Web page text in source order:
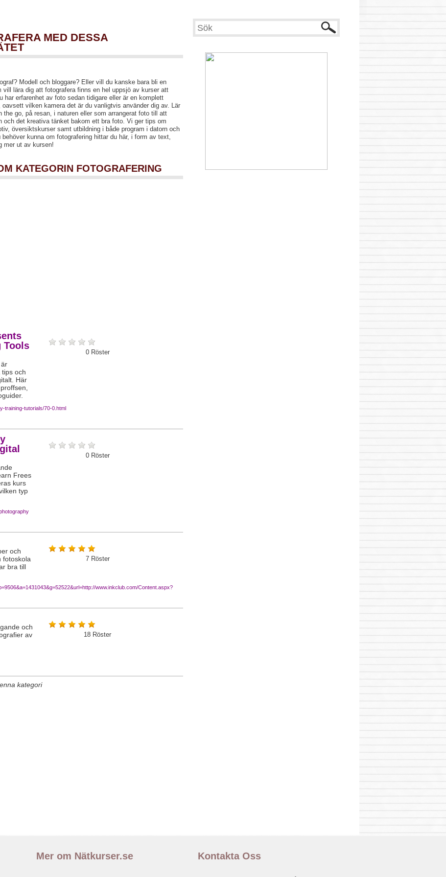
MED DESSA
Modell och bloggare? Eller vill du kanske bara bli en
vill lära dig att fotografera finns en hel uppsjö av kurser att
har erfarenhet av foto sedan tidigare eller är en komplett
vilken kamera det är du vanligtvis använder dig av. Lär
go, på resan, i naturen eller som arrangerat foto till att
och det kreativa tänket bakom ett bra foto. Vi ger tips om
översiktskurser samt utbildning i både program i datorn och
kunna om fotografering hittar du här, i form av text,
mer ut av kursen!
KATEGORIN FOTOGRAFERING
Tools
och
Här
0 Röster
training-tutorials/70-0.html
Frees
kurs
typ
0 Röster
och
fotoskola
bra till
7 Röster
www.inkclub.com/Content.aspx?
och
av
18 Röster
kategori
Mer om Nätkurser.se Kontakta Oss